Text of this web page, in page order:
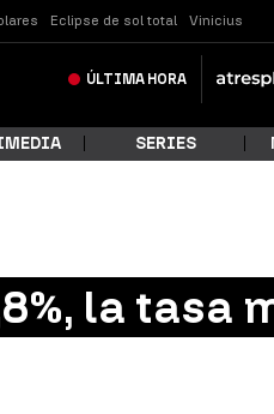
Eclipse de sol total Vinicius
ÚLTIMA HORA
SERIES
la tasa